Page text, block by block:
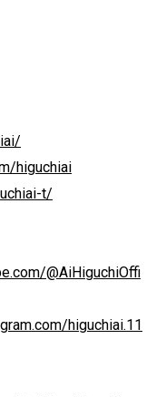
higuchiai
t/
@AiHiguchiOffi
higuchiai.11